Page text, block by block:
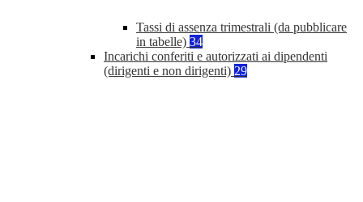
Tassi di assenza trimestrali (da pubblicare
in tabelle) 34
Incarichi conferiti e autorizzati ai dipendenti
(dirigenti e non dirigenti) 29